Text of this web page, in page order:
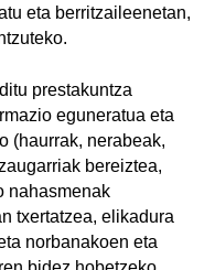
eta berritzaileenetan,
prestakuntza
eguneratua eta
(haurrak, nerabeak,
bereiztea,
nahasmenak
txertatzea, elikadura
norbanakoen eta